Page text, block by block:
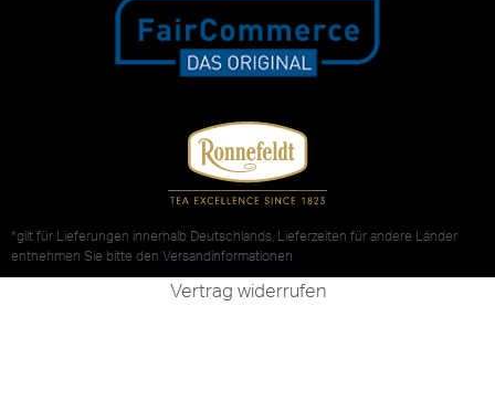
*gilt für Lieferungen innerhalb Deutschlands, Lieferzeiten für andere Länder
entnehmen Sie bitte den Versandinformationen
Vertrag widerrufen